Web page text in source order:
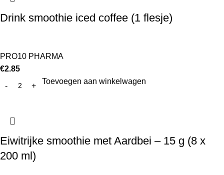
Drink smoothie iced coffee (1 flesje)
PRO10 PHARMA
€2.85
Toevoegen aan winkelwagen
Eiwitrijke smoothie met Aardbei – 15 g (8 x
200 ml)